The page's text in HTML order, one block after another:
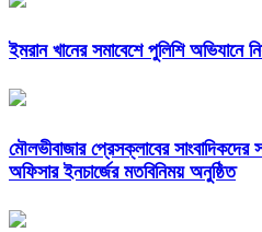
ইমরান খানের সমাবেশে পুলিশি অভিযানে
মৌলভীবাজার প্রেসক্লাবের
অফিসার ইনচার্জের মতবিনিময় অনুষ্ঠিত